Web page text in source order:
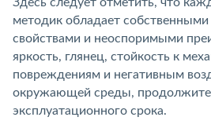
методик обладает
свойствами и неоспоримыми
яркость, глянец, стойкость к
повреждениям и негативным
окружающей среды,
эксплуатационного срока.